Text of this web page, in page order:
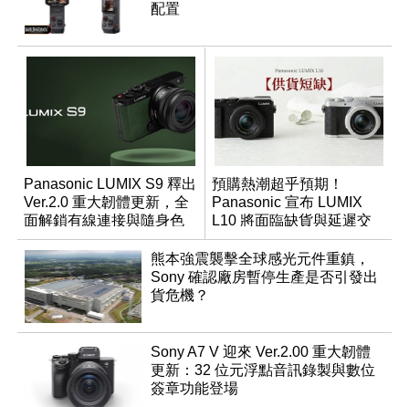
配置
Panasonic LUMIX S9 釋出
Ver.2.0 重大韌體更新，全
面解鎖有線連接與隨身色
調編輯
預購熱潮超乎預期！
Panasonic 宣布 LUMIX
L10 將面臨缺貨與延遲交
貨時間
熊本強震襲擊全球感光元件重鎮，
Sony 確認廠房暫停生產是否引發出
貨危機？
Sony A7 V 迎來 Ver.2.00 重大韌體
更新：32 位元浮點音訊錄製與數位
簽章功能登場